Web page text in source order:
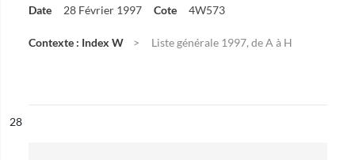
Date 28 Février 1997 Cote 4W573
Contexte : Index W Liste générale 1997, de A à H
n°
28